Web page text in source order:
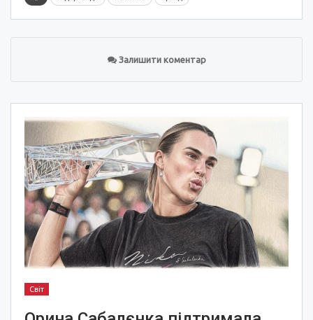
Залишити коментар
Світ